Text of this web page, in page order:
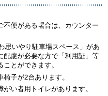
不便がある場合は、カウンター
思いやり駐車場スペース」があ
配慮が必要な方で「利用証」等
とができます。
子が2台あります。
い者用トイレがあります。